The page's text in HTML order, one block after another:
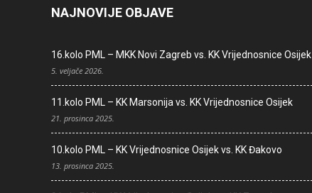
NAJNOVIJE OBJAVE
16.kolo PML – MKK Novi Zagreb vs. KK Vrijednosnice Osijek
5. veljače 2026.
11.kolo PML – KK Marsonija vs. KK Vrijednosnice Osijek
21. prosinca 2025.
10.kolo PML – KK Vrijednosnice Osijek vs. KK Đakovo
13. prosinca 2025.